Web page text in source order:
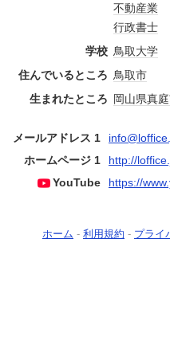
不動産業
行政書士
学校 鳥取大学
住んでいるところ 鳥取市
生まれたところ
岡山県真
メールアドレス 1
ホームページ 1
http://
YouTube
https://
ホーム - 利用規約 - プライ